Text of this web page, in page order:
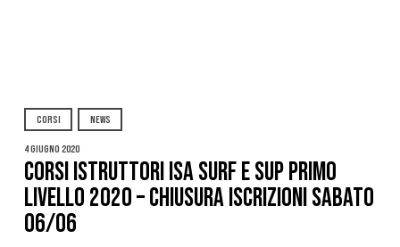
CORSI NEWS
4 Giugno 2020
CORSI ISTRUTTORI ISA SURF E SUP PRIMO
LIVELLO 2020 – CHIUSURA ISCRIZIONI SABATO
06/06